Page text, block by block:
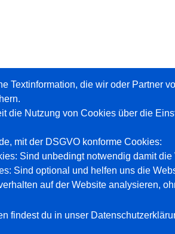
Textinformation, die wir oder Partner
die Nutzung von Cookies über die
mit der DSGVO konforme Cookies:
Sind unbedingt notwendig damit
Sind optional und helfen uns die
auf der Website analysieren,
findest du in unser